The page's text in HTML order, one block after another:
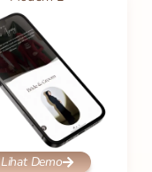
Lihat Demo